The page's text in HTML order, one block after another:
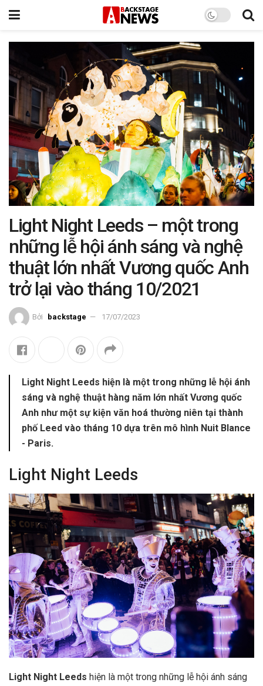
Light Night Leeds – một trong
những lễ hội ánh sáng và nghệ
thuật lớn nhất Vương quốc Anh
trở lại vào tháng 10/2021
Bởi backstage 17/07/2023
Light Night Leeds hiện là một trong những lễ hội ánh
sáng và nghệ thuật hàng năm lớn nhất Vương quốc
Anh như một sự kiện văn hoá thường niên tại thành
phố Leed vào tháng 10 dựa trên mô hình Nuit Blance
- Paris.
Light Night Leeds
Light Night Leeds hiện là một trong những lễ hội ánh sáng